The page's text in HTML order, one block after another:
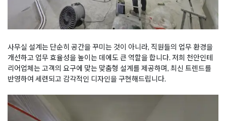
사무실 설계는 단순히 공간을 꾸미는 것이 아니라, 직원들의 업무 환경을
개선하고 업무 효율성을 높이는 데에도 큰 역할을 합니다. 저희 천안인테
리어업체는 고객의 요구에 맞는 맞춤형 설계를 제공하며, 최신 트렌드를
반영하여 세련되고 감각적인 디자인을 구현해드립니다.